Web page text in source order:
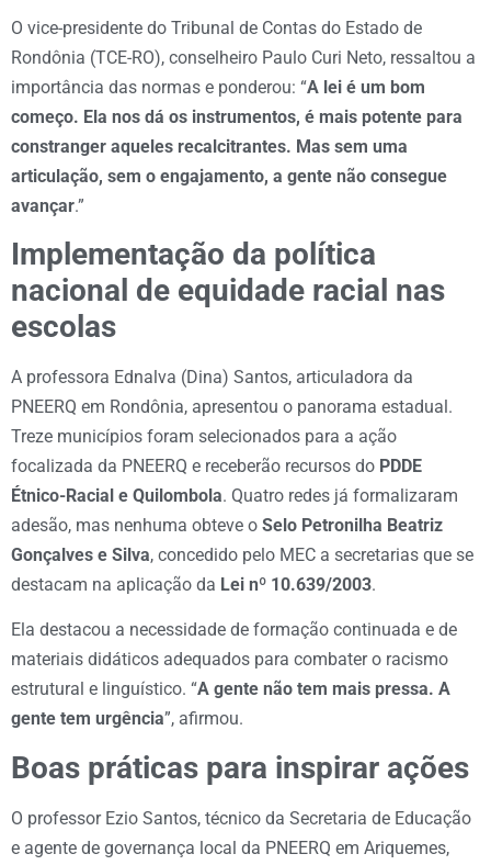
O vice-presidente do Tribunal de Contas do Estado de
Rondônia (TCE-RO), conselheiro Paulo Curi Neto, ressaltou a
importância das normas e ponderou: “A lei é um bom
começo. Ela nos dá os instrumentos, é mais potente para
constranger aqueles recalcitrantes. Mas sem uma
articulação, sem o engajamento, a gente não consegue
avançar.”
Implementação da política
nacional de equidade racial nas
escolas
A professora Ednalva (Dina) Santos, articuladora da
PNEERQ em Rondônia, apresentou o panorama estadual.
Treze municípios foram selecionados para a ação
focalizada da PNEERQ e receberão recursos do PDDE
Étnico-Racial e Quilombola. Quatro redes já formalizaram
adesão, mas nenhuma obteve o Selo Petronilha Beatriz
Gonçalves e Silva, concedido pelo MEC a secretarias que se
destacam na aplicação da Lei nº 10.639/2003.
Ela destacou a necessidade de formação continuada e de
materiais didáticos adequados para combater o racismo
estrutural e linguístico. “A gente não tem mais pressa. A
gente tem urgência”, afirmou.
Boas práticas para inspirar ações
O professor Ezio Santos, técnico da Secretaria de Educação
e agente de governança local da PNEERQ em Ariquemes,